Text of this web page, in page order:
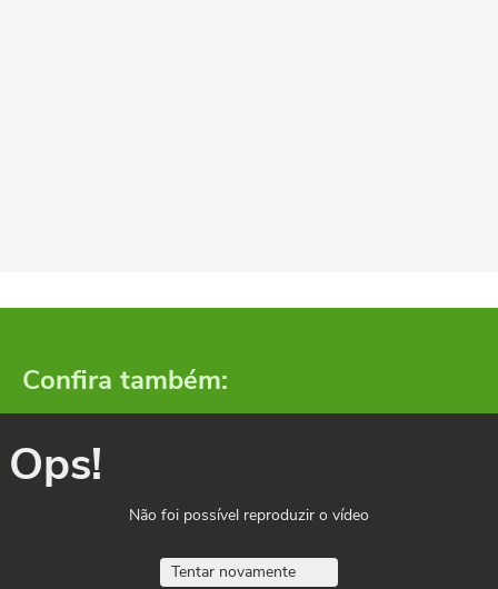
Confira também:
Ops!
Não foi possível reproduzir o vídeo
Tentar novamente